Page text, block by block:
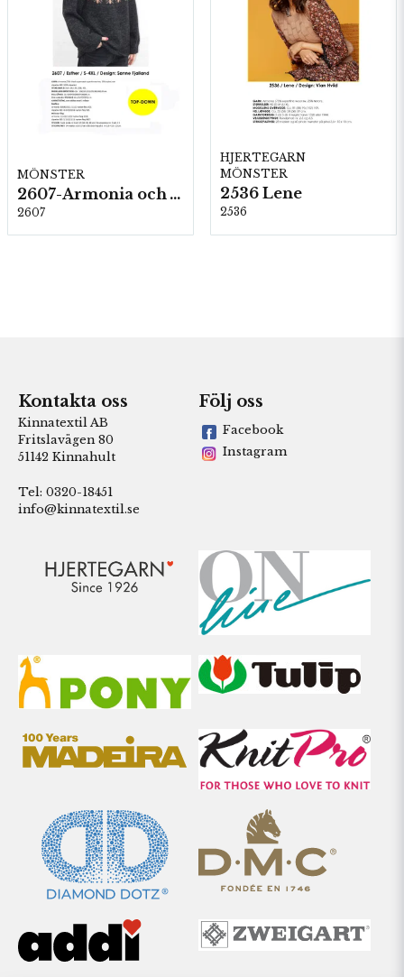
MÖNSTER
2607-Armonia och Alpaca 400
2607
HJERTEGARN
MÖNSTER
2536 Lene
2536
Kontakta oss
Kinnatextil AB
Fritslavägen 80
51142 Kinnahult
Tel: 0320-18451
info@kinnatextil.se
Följ oss
Facebook
Instagram